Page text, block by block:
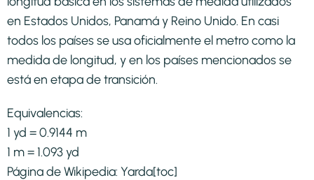
en Estados Unidos, Panamá y Reino Unido. En casi
todos los países se usa oficialmente el metro como la
medida de longitud, y en los países mencionados se
está en etapa de transición.​
Equivalencias:
1 yd = 0.9144 m
1 m = 1.093 yd
Página de Wikipedia: Yarda[toc]